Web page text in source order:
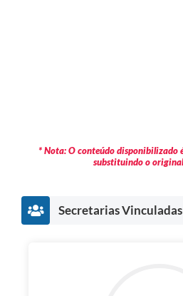
* Nota: O conteúdo disponibilizado
substituindo o
Secretarias Vinculadas